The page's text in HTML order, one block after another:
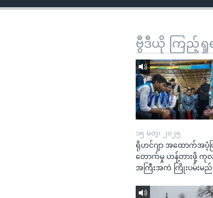
ကျော်
ဗွီဒီယို ကြည့်ရှု
၁၅ မတ္၊ ၂၀၂၅
ရိုဟင်ဂျာ အထောက်အပံ့
တောက်မှု ဟန့်တားဖို့ ကု
အကြီးအကဲ ကြိုးပမ်းမည်